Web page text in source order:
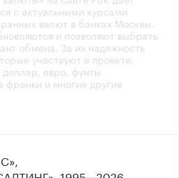
с актуальными курсами
валют в банках Москвы.
и позволяют выбрать
обмена. За их надежность
участвуют в проекте.
евро, фунты
франки и многие другие